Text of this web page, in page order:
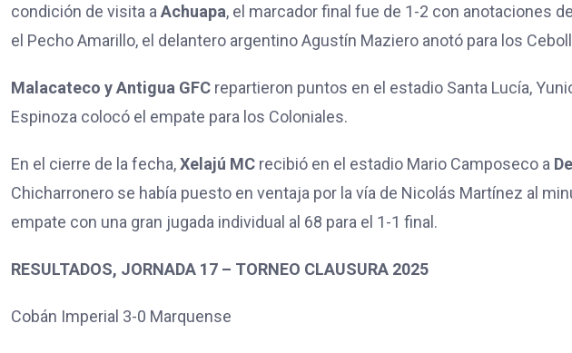
condición de visita aAchuapa, el marcador final fue de 1-2 con anotaciones
el Pecho Amarillo, el delantero argentino Agustín Maziero anotó para los
Malacateco y Antigua GFC repartieron puntos en el estadio Santa Lucía,
Espinoza colocó el empate para los Coloniales.
En el cierre de la fecha,Xelajú MC recibió en el estadio Mario Camposeco a
Chicharronero se había puesto en ventaja por la vía de Nicolás Martínez al
empate con una gran jugada individual al 68 para el 1-1 final.
RESULTADOS, JORNADA 17 – TORNEO CLAUSURA 2025
Cobán Imperial 3-0 Marquense